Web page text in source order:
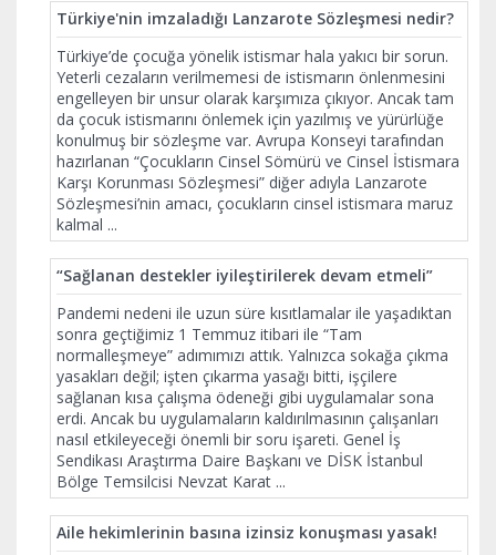
Türkiye'nin imzaladığı Lanzarote Sözleşmesi nedir?
Türkiye’de çocuğa yönelik istismar hala yakıcı bir sorun.
Yeterli cezaların verilmemesi de istismarın önlenmesini
engelleyen bir unsur olarak karşımıza çıkıyor. Ancak tam
da çocuk istismarını önlemek için yazılmış ve yürürlüğe
konulmuş bir sözleşme var. Avrupa Konseyi tarafından
hazırlanan “Çocukların Cinsel Sömürü ve Cinsel İstismara
Karşı Korunması Sözleşmesi” diğer adıyla Lanzarote
Sözleşmesi’nin amacı, çocukların cinsel istismara maruz
kalmal ...
“Sağlanan destekler iyileştirilerek devam etmeli”
Pandemi nedeni ile uzun süre kısıtlamalar ile yaşadıktan
sonra geçtiğimiz 1 Temmuz itibari ile “Tam
normalleşmeye” adımımızı attık. Yalnızca sokağa çıkma
yasakları değil; işten çıkarma yasağı bitti, işçilere
sağlanan kısa çalışma ödeneği gibi uygulamalar sona
erdi. Ancak bu uygulamaların kaldırılmasının çalışanları
nasıl etkileyeceği önemli bir soru işareti. Genel İş
Sendikası Araştırma Daire Başkanı ve DİSK İstanbul
Bölge Temsilcisi Nevzat Karat ...
Aile hekimlerinin basına izinsiz konuşması yasak!